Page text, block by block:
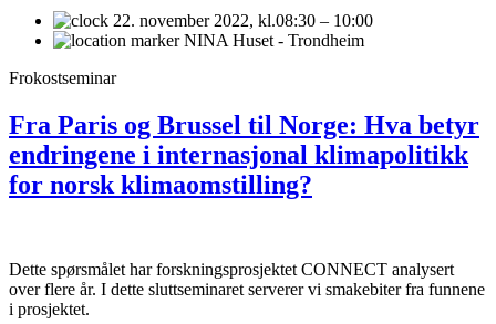
22. november 2022, kl.08:30 – 10:00
NINA Huset - Trondheim
Frokostseminar
Fra Paris og Brussel til Norge: Hva betyr
endringene i internasjonal klimapolitikk
for norsk klimaomstilling?
Dette spørsmålet har forskningsprosjektet CONNECT analysert
over flere år. I dette sluttseminaret serverer vi smakebiter fra funnene
i prosjektet.